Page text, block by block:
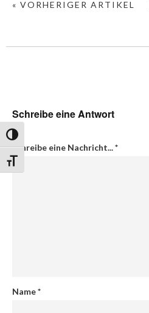
Umschalten auf hohe Kontraste
Schrift vergrößern
« VORHERIGER ARTIKEL
Schreibe eine Antwort
Schreibe eine Nachricht...*
Name*